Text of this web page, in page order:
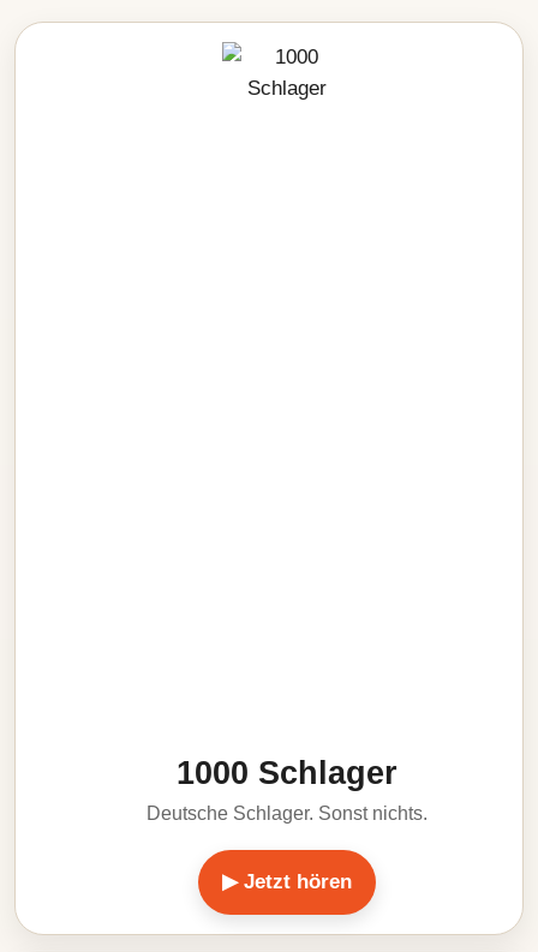
1000 Schlager
Deutsche Schlager. Sonst nichts.
▶ Jetzt hören